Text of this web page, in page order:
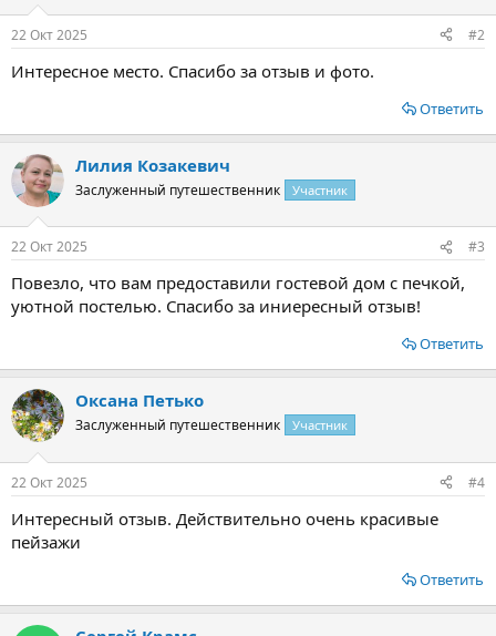
22 Окт 2025 #2
Интересное место. Спасибо за отзыв и фото.
Ответить
Лилия Козакевич
Заслуженный путешественник Участник
22 Окт 2025 #3
Повезло, что вам предоставили гостевой дом с печкой,
уютной постелью. Спасибо за иниересный отзыв!
Ответить
Оксана Петько
Заслуженный путешественник Участник
22 Окт 2025 #4
Интересный отзыв. Действительно очень красивые
пейзажи
Ответить